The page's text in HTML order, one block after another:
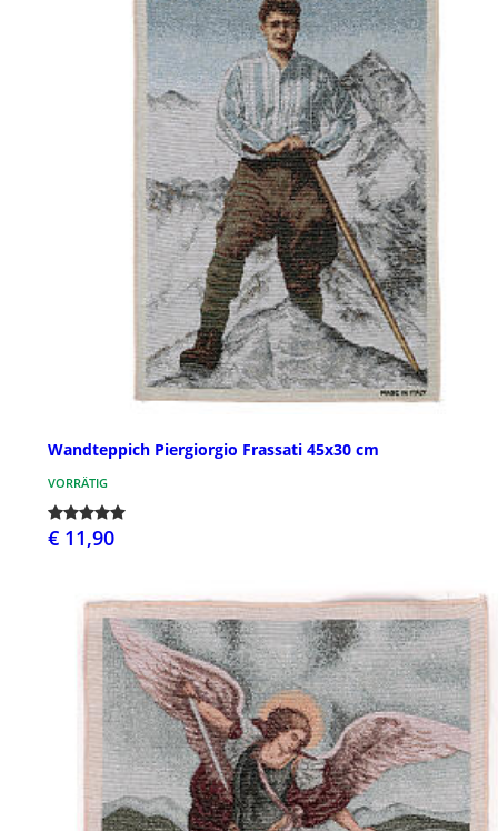
Wandteppich Piergiorgio Frassati 45x30 cm
VORRÄTIG
€ 11,90